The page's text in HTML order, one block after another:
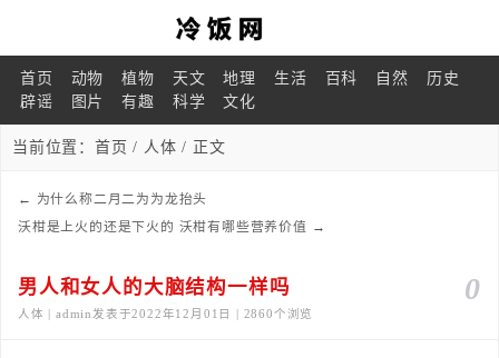
首页 动物 植物 天文 地理 生活 百科 自然
历史
辟谣
图片 有趣 科学 文化
当前位置： 首页 / 人体 / 正文
← 为什么称二月二为为龙抬头
沃柑是上火的还是下火的 沃柑有哪些营养价值 →
0
男人和女人的大脑结构一样吗
人体 | admin发表于2022年12月01日 | 2860个浏览